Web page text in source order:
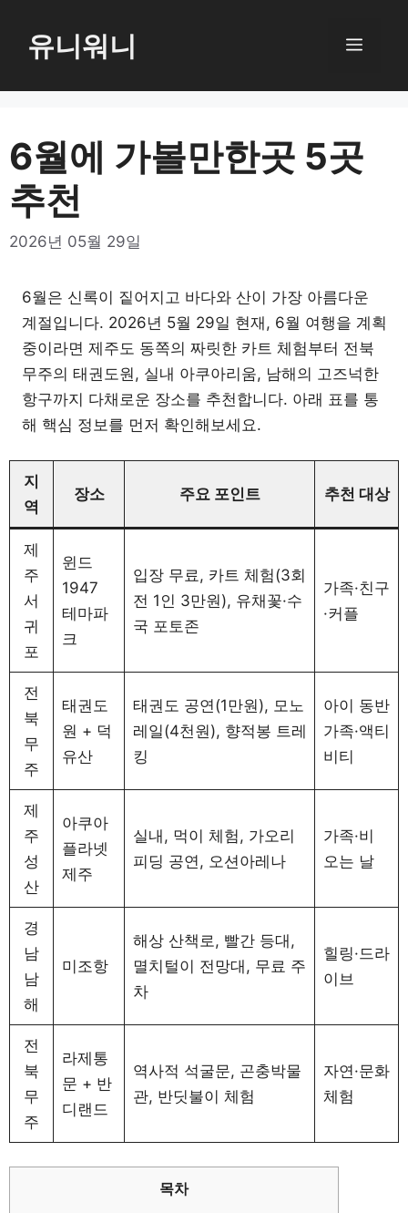
로
뛰
유니워니 메
6월에 가볼만한곳 5곳
추천
2026년 05월 29일
6월은 신록이 짙어지고 바다와 산이 가장 아름다운
계절입니다. 2026년 5월 29일 현재, 6월 여행을 계획
중이라면 제주도 동쪽의 짜릿한 카트 체험부터 전북
무주의 태권도원, 실내 아쿠아리움, 남해의 고즈넉한
항구까지 다채로운 장소를 추천합니다. 아래 표를 통
해 핵심 정보를 먼저 확인해보세요.
지
역
장소 주요 포인트 추천 대상
제
주
서
귀
포
윈드
1947
테마파
크
입장 무료, 카트 체험(3회
전 1인 3만원), 유채꽃·수
국 포토존
가족·친구
·커플
전
북
무
주
태권도
원 + 덕
유산
태권도 공연(1만원), 모노
레일(4천원), 향적봉 트레
킹
아이 동반
가족·액티
비티
제
주
성
산
아쿠아
플라넷
제주
실내, 먹이 체험, 가오리
피딩 공연, 오션아레나
가족·비
오는 날
경
남
남
해
미조항
해상 산책로, 빨간 등대,
멸치털이 전망대, 무료 주
차
힐링·드라
이브
전
북
무
주
라제통
문 + 반
디랜드
역사적 석굴문, 곤충박물
관, 반딧불이 체험
자연·문화
체험
목차